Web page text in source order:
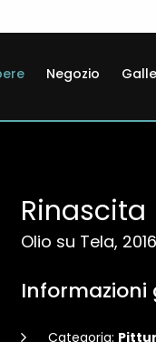
Negozio
Rinascita
Olio su Tela, 2016
Informazioni
Categoria: